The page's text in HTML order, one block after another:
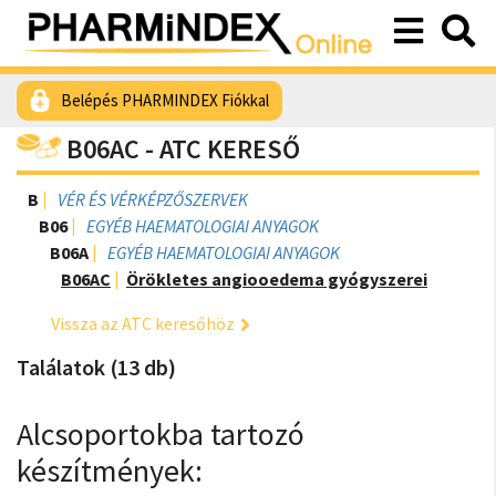
Belépés PHARMINDEX Fiókkal
B06AC - ATC KERESŐ
B
VÉR ÉS VÉRKÉPZŐSZERVEK
B06
EGYÉB HAEMATOLOGIAI ANYAGOK
B06A
EGYÉB HAEMATOLOGIAI ANYAGOK
B06AC
Örökletes angiooedema gyógyszerei
Vissza az ATC keresőhöz
Találatok (13 db)
Alcsoportokba tartozó
készítmények: